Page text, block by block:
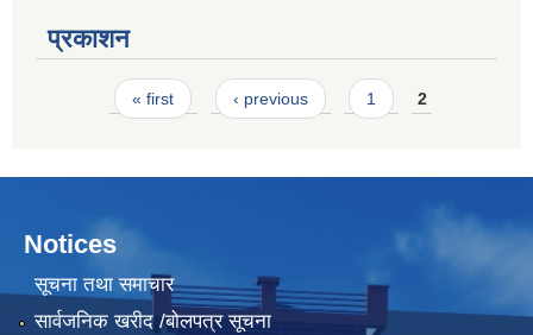
प्रकाशन
Pages« first ‹ previous 1 2
Notices
सूचना तथा समाचार
सार्वजनिक खरीद /बोलपत्र सूचना